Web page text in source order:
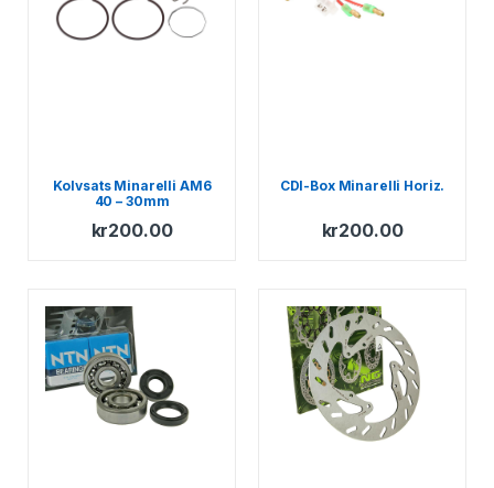
Kolvsats Minarelli AM6
40 – 30mm
kr200.00
CDI-Box Minarelli Horiz.
kr200.00